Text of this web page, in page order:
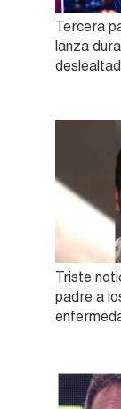
Tercera
lanza
Triste
padre a